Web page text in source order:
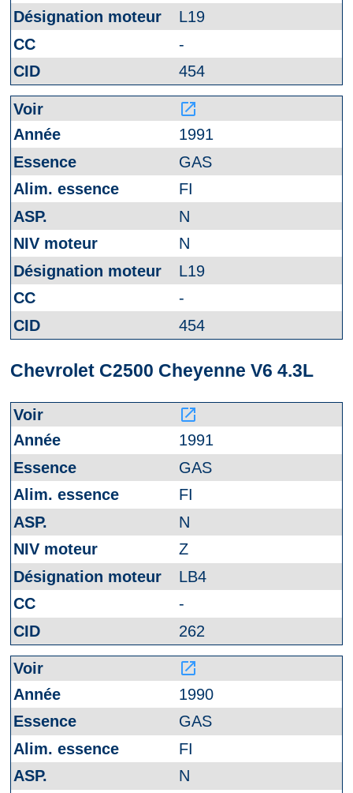
L19
-
454
launch
1991
GAS
FI
N
N
L19
-
454
Chevrolet C2500 Cheyenne V6 4.3L
launch
1991
GAS
FI
N
Z
LB4
-
262
launch
1990
GAS
FI
N